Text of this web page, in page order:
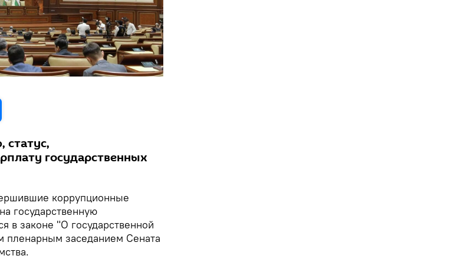
статус,
государственных
коррупционные
государственную
в законе "О государственной
пленарным заседанием Сената